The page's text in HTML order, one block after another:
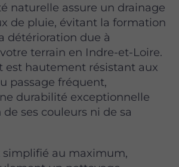
naturelle assure un drainage
de pluie, évitant la formation
détérioration due à
terrain en Indre-et-Loire.
est hautement résistant aux
passage fréquent,
durabilité exceptionnelle
ses couleurs ni de sa
simplifié au maximum,